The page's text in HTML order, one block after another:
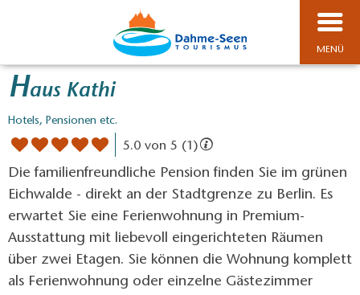
MENÜ
Haus Kathi
Hotels, Pensionen etc.
5.0 von 5 (1)
Die familienfreundliche Pension finden Sie im grünen
Eichwalde - direkt an der Stadtgrenze zu Berlin. Es
erwartet Sie eine Ferienwohnung in Premium-
Ausstattung mit liebevoll eingerichteten Räumen
über zwei Etagen. Sie können die Wohnung komplett
als Ferienwohnung oder einzelne Gästezimmer